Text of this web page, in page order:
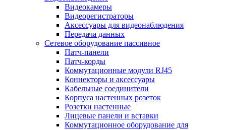
Видеокамеры
Видеорегистраторы
Аксессуары для видеонаблюдения
Передача данных
Сетевое оборудование пассивное
Патч-панели
Патч-корды
Коммутационные модули RJ45
Коннекторы и аксессуары
Кабельные соединители
Корпуса настенных розеток
Розетки настенные
Лицевые панели и вставки
Коммутационное оборудование для